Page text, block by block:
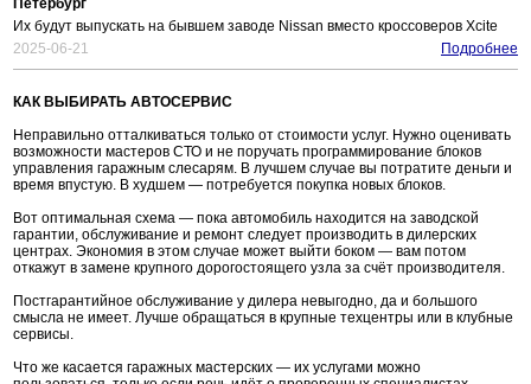
Петербург
Их будут выпускать на бывшем заводе Nissan вместо кроссоверов Xcite
2025-06-21
Подробнее
КАК ВЫБИРАТЬ АВТОСЕРВИС
Неправильно отталкиваться только от стоимости услуг. Нужно оценивать
возможности мастеров СТО и не поручать программирование блоков
управления гаражным слесарям. В лучшем случае вы потратите деньги и
время впустую. В худшем — потребуется покупка новых блоков.
Вот оптимальная схема — пока автомобиль находится на заводской
гарантии, обслуживание и ремонт следует производить в дилерских
центрах. Экономия в этом случае может выйти боком — вам потом
откажут в замене крупного дорогостоящего узла за счёт производителя.
Постгарантийное обслуживание у дилера невыгодно, да и большого
смысла не имеет. Лучше обращаться в крупные техцентры или в клубные
сервисы.
Что же касается гаражных мастерских — их услугами можно